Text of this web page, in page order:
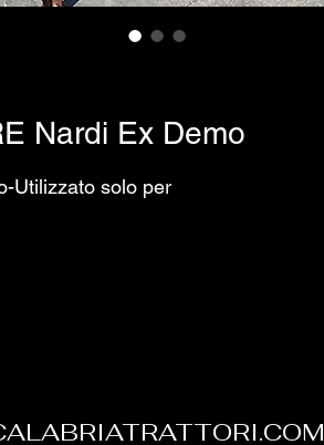
Nardi Ex Demo
Utilizzato solo per